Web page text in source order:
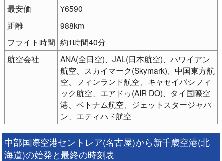
最安価
¥6590
距離
988km
フライト時間 約1時間40分
航空会社
ANA(全日空)、JAL(日本航空)、ハワイアン
航空、スカイマーク(Skymark)、中国東方航
空、フィンランド航空、キャセイパシフィ
ック航空、エアドゥ(AIR DO)、タイ国際空
港、ベトナム航空、ジェットスタージャパ
ン、エティハド航空
中部国際空港セントレア(名古屋)から新千歳空港(北
海道)の始発と最終の時刻表